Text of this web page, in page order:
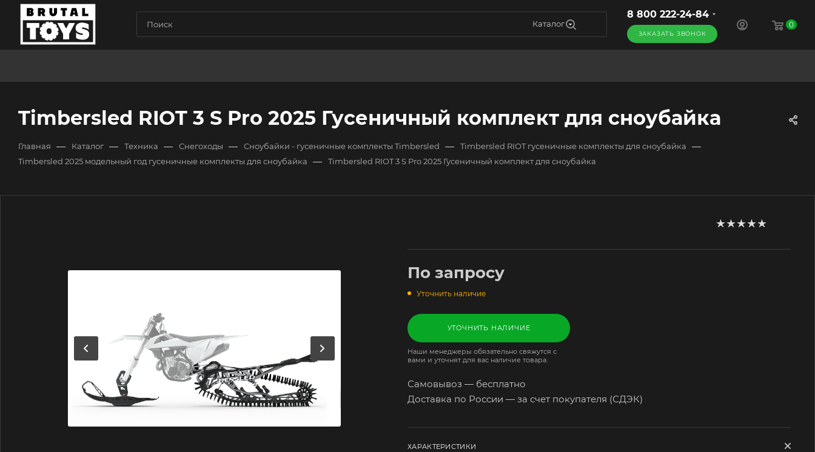
Каталог
8 800 222-24-84
ЗАКАЗАТЬ ЗВОНОК
0
Timbersled RIOT 3 S Pro 2025 Гусеничный комплект для сноубайка
Главная — Каталог — Техника — Снегоходы — Сноубайки - гусеничные комплекты Timbersled — Timbersled RIOT гусеничные комплекты для сноубайка —
Timbersled 2025 модельный год гусеничные комплекты для сноубайка — Timbersled RIOT 3 S Pro 2025 Гусеничный комплект для сноубайка
По запросу
Уточнить наличие
УТОЧНИТЬ НАЛИЧИЕ
Наши менеджеры обязательно свяжутся с
вами и уточнят для вас наличие товара.
Самовывоз — бесплатно
Доставка по России — за счет покупателя (СДЭК)
ХАРАКТЕРИСТИКИ